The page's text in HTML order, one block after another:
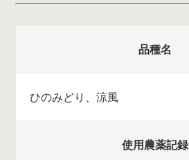
品種名
ひのみどり、涼風
使用農薬記録